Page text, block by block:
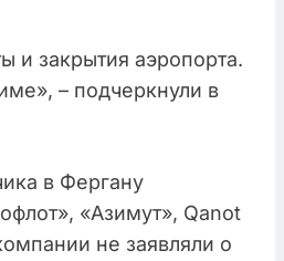
и закрытия аэропорта.
– подчеркнули в
в Фергану
«Азимут», Qanot
не заявляли о